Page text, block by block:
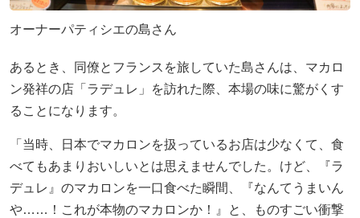
オーナーパティシエの島さん
あるとき、同僚とフランスを旅していた島さんは、マカロ
ン発祥の店「ラデュレ」を訪れた際、本場の味に驚がくす
ることになります。
「当時、日本でマカロンを扱っているお店は少なくて、食
べてもあまりおいしいとは思えませんでした。けど、『ラ
デュレ』のマカロンを一口食べた瞬間、『なんてうまいん
や……！これが本物のマカロンか！』と、ものすごい衝撃